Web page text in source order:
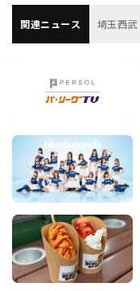
関連ニュース 埼玉西武